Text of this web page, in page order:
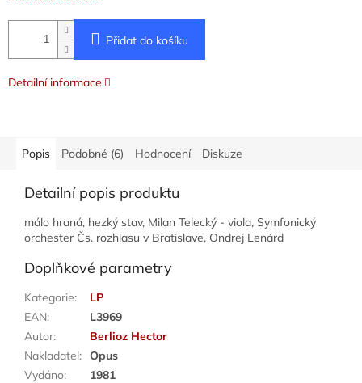
Přidat do košíku
Detailní informace
Popis Podobné (6) Hodnocení Diskuze
Detailní popis produktu
málo hraná, hezký stav, Milan Telecký - viola, Symfonický
orchester Čs. rozhlasu v Bratislave, Ondrej Lenárd
Doplňkové parametry
Kategorie:
LP
EAN:
L3969
Autor:
Berlioz Hector
Nakladatel: Opus
Vydáno: 1981